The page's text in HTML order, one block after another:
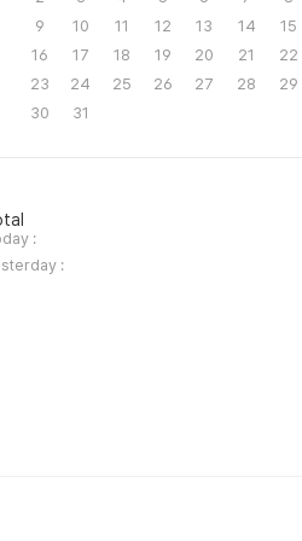
9
10 11 12 13 14
15
16
17 18 19 20 21
22
23
24 25 26 27 28
29
30
31
:
: